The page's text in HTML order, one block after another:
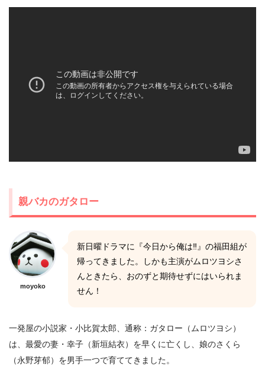
親バカのガタロー
moyoko
新日曜ドラマに『今日から俺は‼』の福田組が
帰ってきました。しかも主演がムロツヨシさ
んときたら、おのずと期待せずにはいられま
せん！
一発屋の小説家・小比賀太郎、通称：ガタロー（ムロツヨシ）
は、最愛の妻・幸子（新垣結衣）を早くに亡くし、娘のさくら
（永野芽郁）を男手一つで育ててきました。